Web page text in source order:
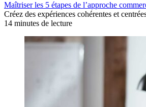
Maîtriser les 5 étapes de l’approche
Créez des expériences cohérentes et
14 minutes de lecture